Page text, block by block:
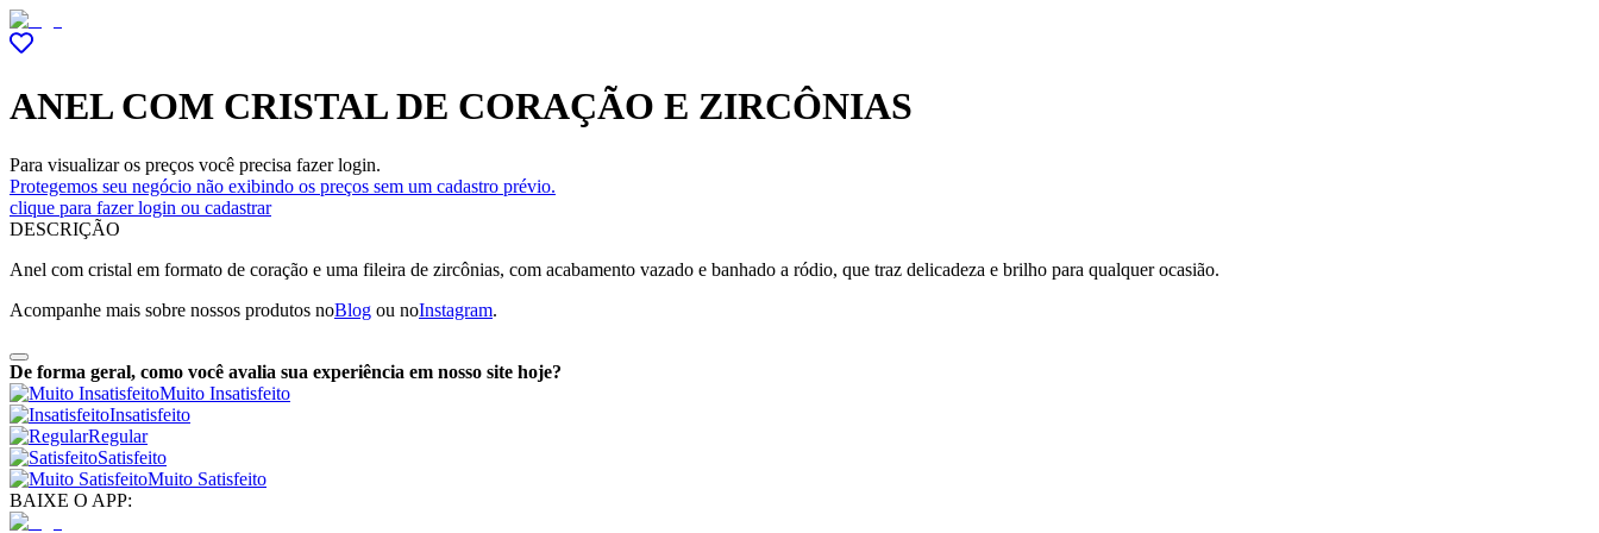
ANEL COM CRISTAL DE CORAÇÃO E ZIRCÔNIAS
Para visualizar os preços você precisa fazer login.
Protegemos seu negócio não exibindo os preços sem um cadastro prévio.
clique para fazer login ou cadastrar
DESCRIÇÃO
Anel com cristal em formato de coração e uma fileira de zircônias, com acabamento vazado e banhado a ródio, que traz delicadeza e brilho para qualquer ocasião.
Acompanhe mais sobre nossos produtos noBlog ou noInstagram.
De forma geral, como você avalia sua experiência em nosso site hoje?
Muito Insatisfeito
Insatisfeito
Regular
Satisfeito
Muito Satisfeito
BAIXE O APP: